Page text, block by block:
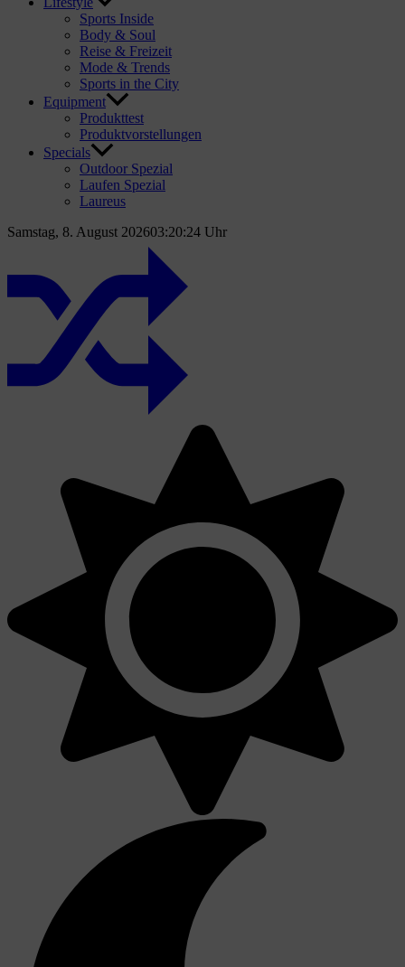
Sports Inside
Body & Soul
Reise & Freizeit
Mode & Trends
Sports in the City
Equipment
Produkttest
Produktvorstellungen
Specials
Outdoor Spezial
Laufen Spezial
Laureus
Samstag, 8. August 202603:20:25 Uhr